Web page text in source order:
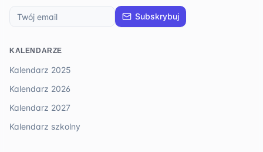
Subskrybuj
KALENDARZE
Kalendarz 2025
Kalendarz 2026
Kalendarz 2027
Kalendarz szkolny